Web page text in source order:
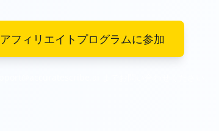
アフィリエイトプログラムに参加